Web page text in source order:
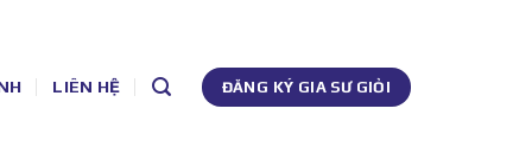
LIÊN HỆ ĐĂNG KÝ GIA SƯ GIỎI